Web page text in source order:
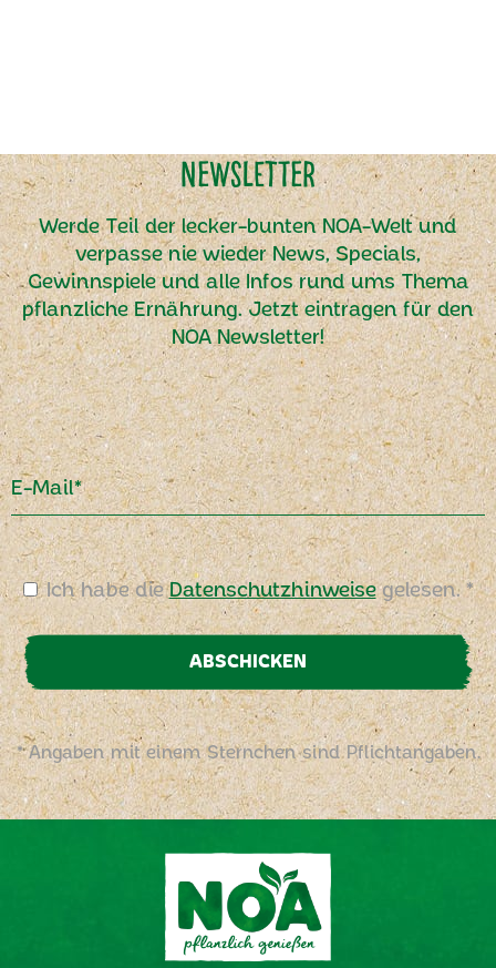
Newsletter
Werde Teil der lecker-bunten NOA-Welt und
verpasse nie wieder News, Specials,
Gewinnspiele und alle Infos rund ums Thema
pflanzliche Ernährung. Jetzt eintragen für den
NOA Newsletter!
E-Mail*
Ich habe dieDatenschutzhinweisegelesen. *
ABSCHICKEN
* Angaben mit einem Sternchen sind Pflichtangaben.